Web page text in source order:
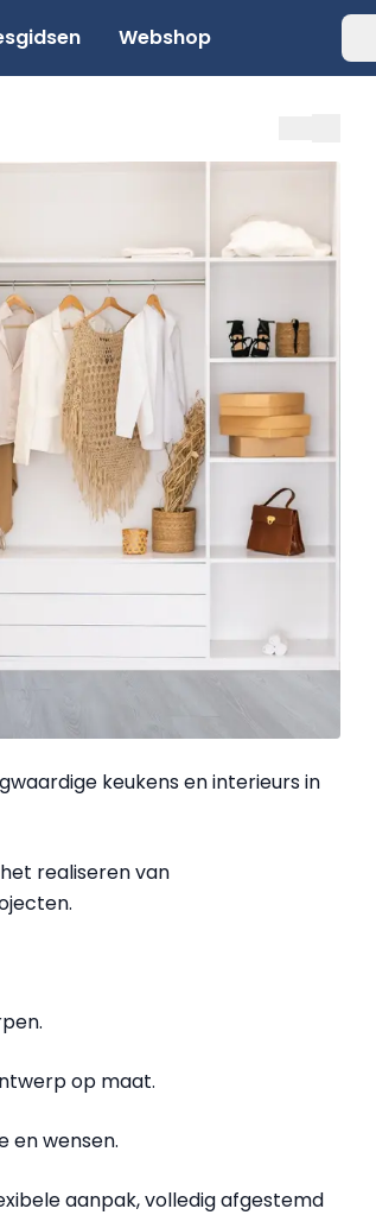
Webshop
keukens en interieurs in
realiseren van
op maat.
en wensen.
aanpak, volledig afgestemd